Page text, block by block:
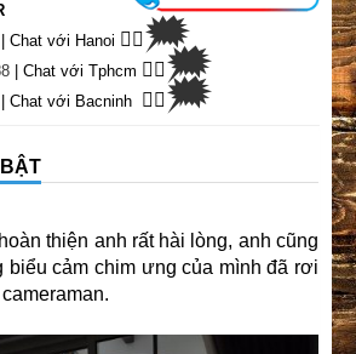
| Chat với Hanoi 👉🏽🗯
| Chat với Tphcm 👉🏽🗯
| Chat với Bacninh 👉🏽🗯
thiện anh rất hài lòng, anh cũng
biểu cảm chim ưng của mình đã rơi